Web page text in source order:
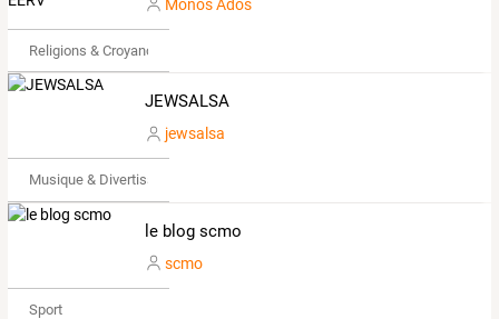
Monos Ados
Religions & Croyances
JEWSALSA
jewsalsa
Musique & Divertissements
le blog scmo
scmo
Sport